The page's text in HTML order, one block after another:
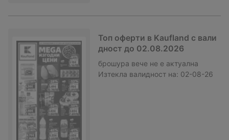
Топ оферти в Kaufland с вали
дност до 02.08.2026
брошура вече не е актуална
Изтекла валидност на: 02-08-26